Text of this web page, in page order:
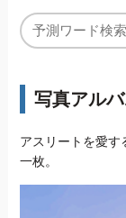
写真アル
アスリートを愛す
一枚。